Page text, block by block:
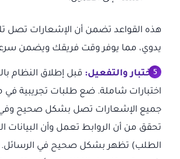
هذه القواعد تضمن أن الإشعارات تصل
يدوي، مما يوفر وقت فريقك ويضمن
الاختبار والتفعيل: قبل إطلاق النظام
اختبارات شاملة. ضع طلبات تجريبية في
جميع الإشعارات تصل بشكل صحيح
تحقق من أن الروابط تعمل وأن البيانات
الطلب) تظهر بشكل صحيح في الرسائل.